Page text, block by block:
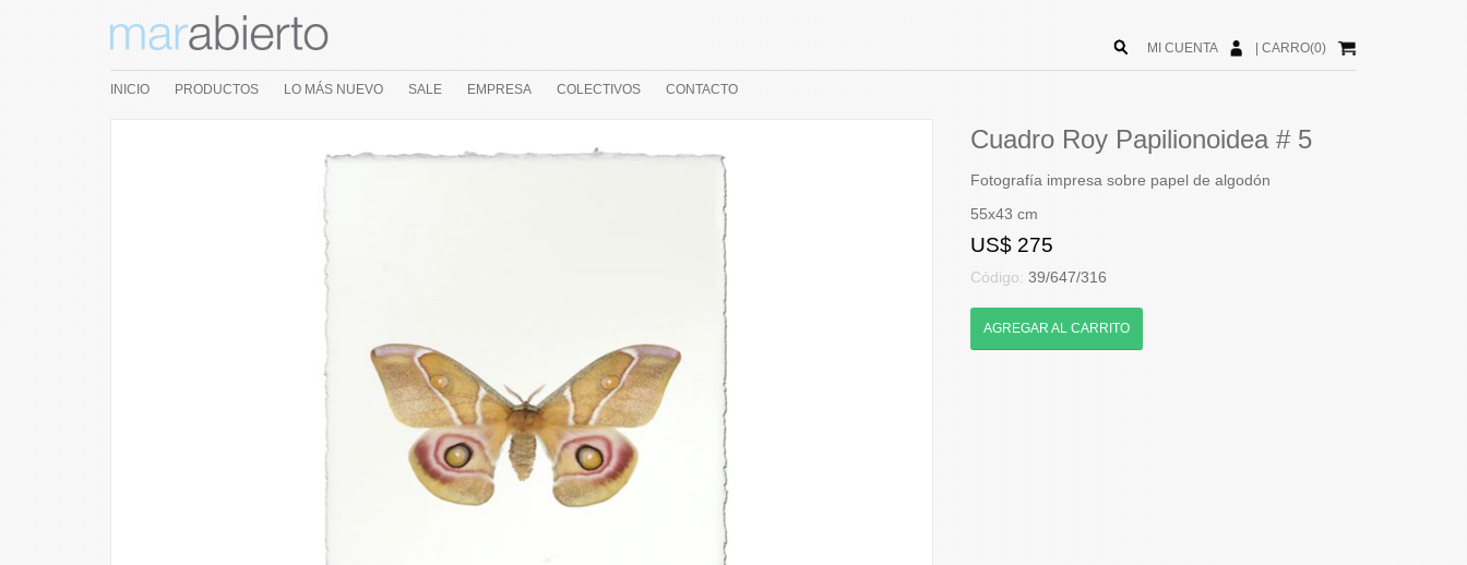
|CARRO(0)
MI CUENTA
INICIO PRODUCTOS LO MÁS NUEVO SALE EMPRESA COLECTIVOS CONTACTO
Cuadro Roy Papilionoidea # 5
Fotografía impresa sobre papel de algodón
55x43 cm
US$ 275
Código:39/647/316
AGREGAR AL CARRITO